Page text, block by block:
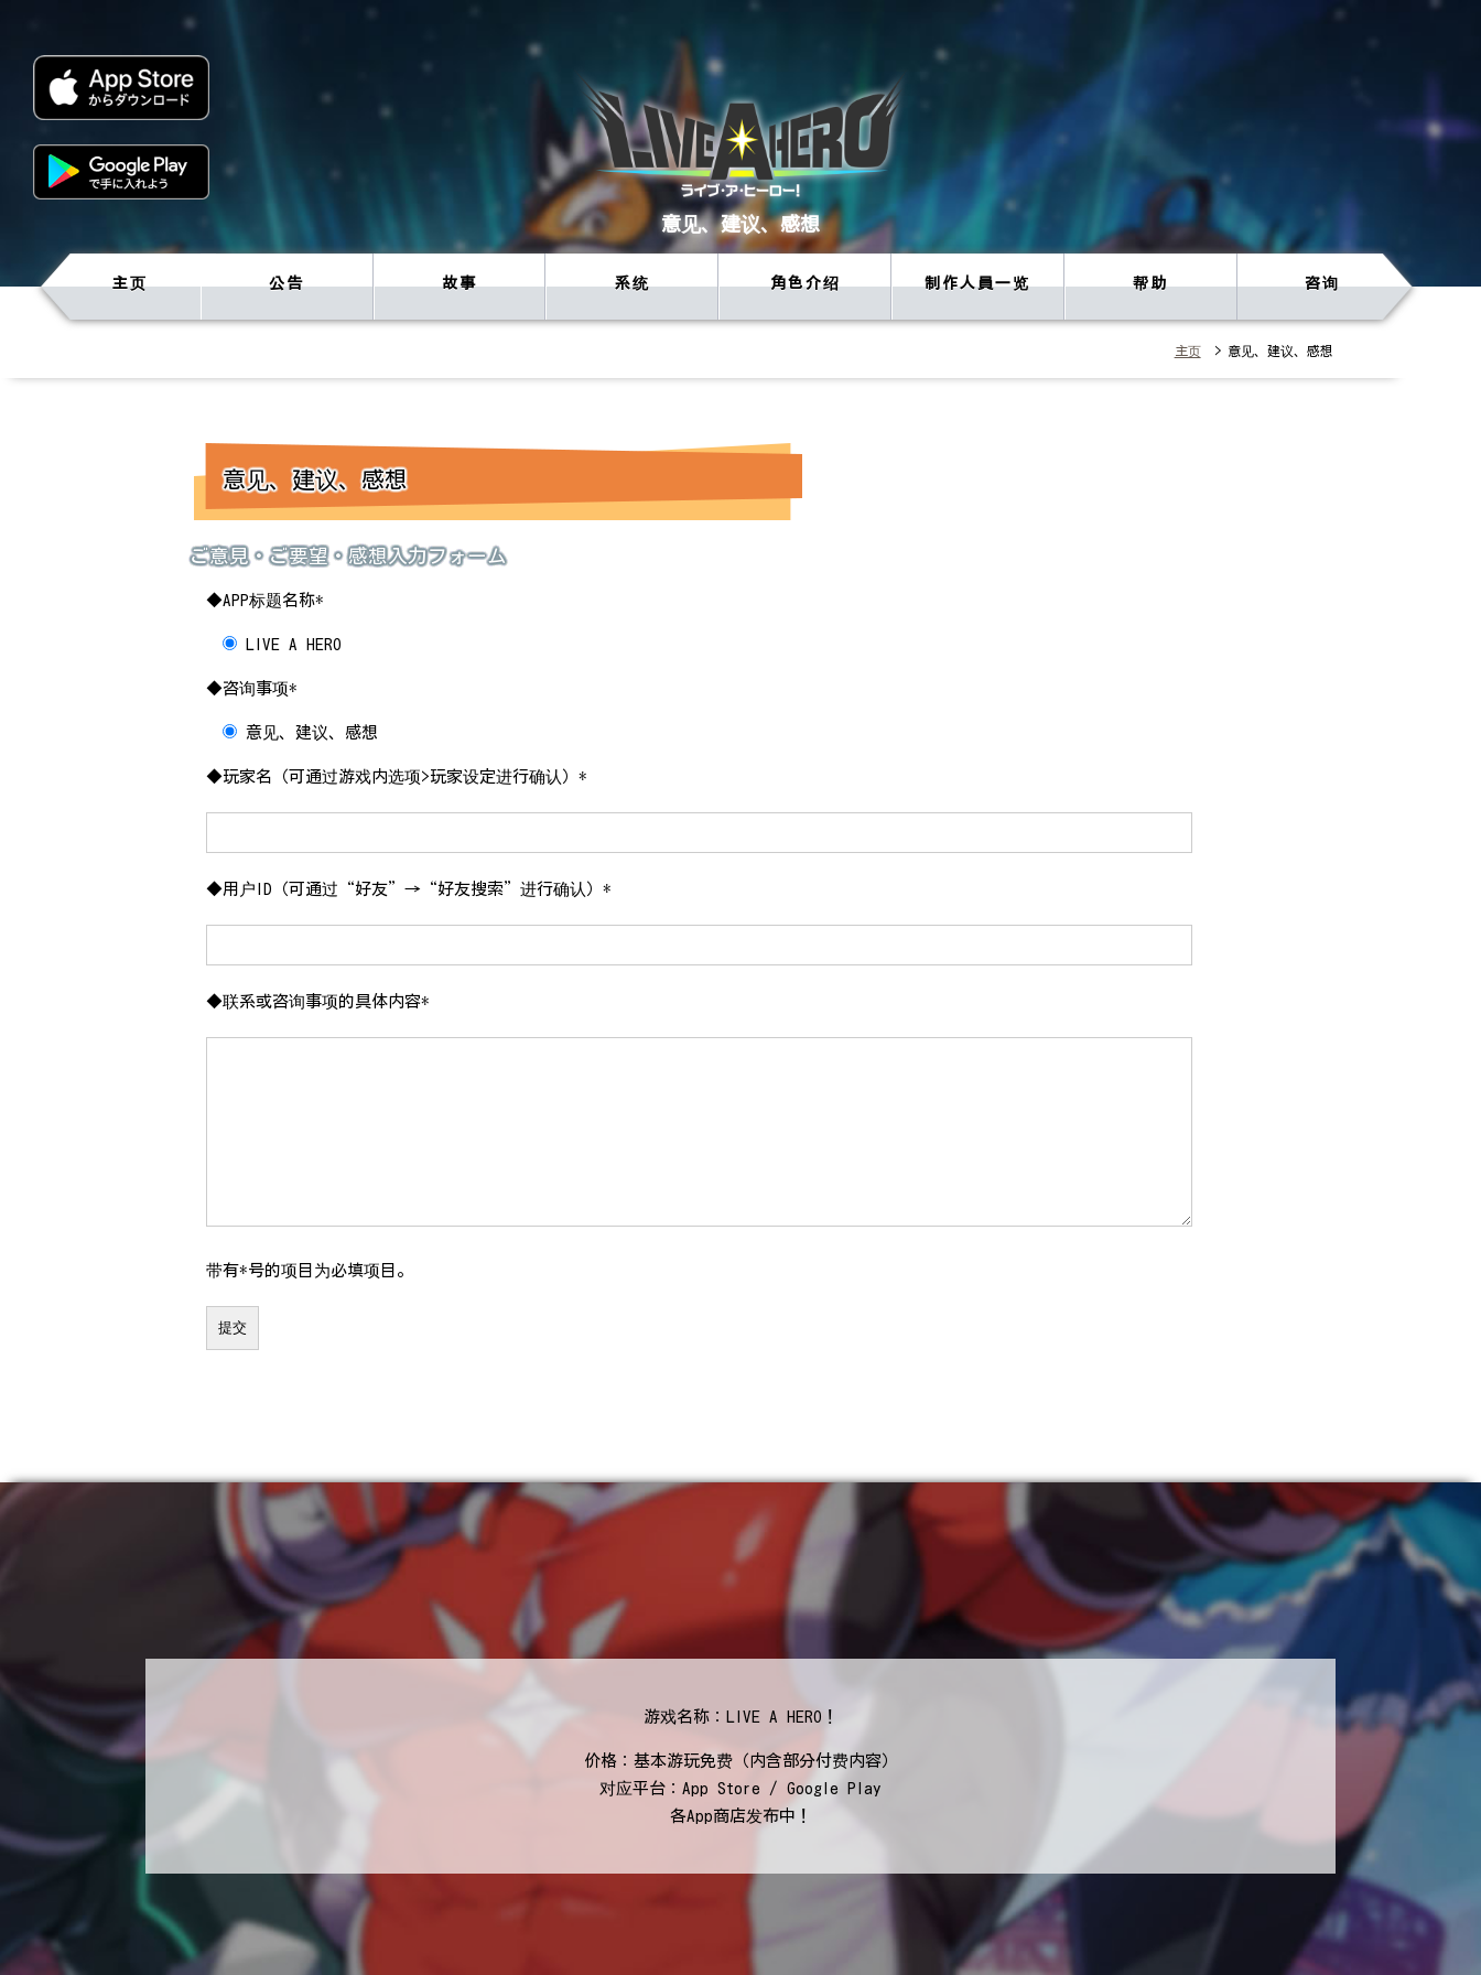
意见、建议、感想
主页 公告 故事 系统 角色介绍 制作人員一览 帮助 咨询
主页 > 意见、建议、感想
意见、建议、感想
ご意見・ご要望・感想入力フォーム
◆APP标题名称*
LIVE A HERO
◆咨询事项*
意见、建议、感想
◆玩家名（可通过游戏内选项>玩家设定进行确认）*
◆用户ID（可通过“好友”→“好友搜索”进行确认）*
◆联系或咨询事项的具体内容*
带有*号的项目为必填项目。
游戏名称：LIVE A HERO！
价格：基本游玩免费（内含部分付费内容）
对应平台：App Store / Google Play
各App商店发布中！